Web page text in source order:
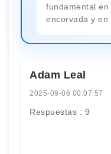
fundamental
encorvada y en
Adam Leal
2025-09-06 00:07:57
Respuestas : 9